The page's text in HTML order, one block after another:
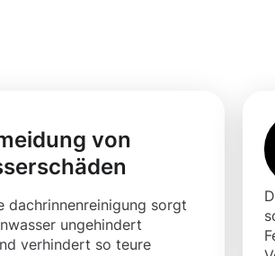
von
dachrinnenreinigung sorgt
ungehindert
verhindert so teure